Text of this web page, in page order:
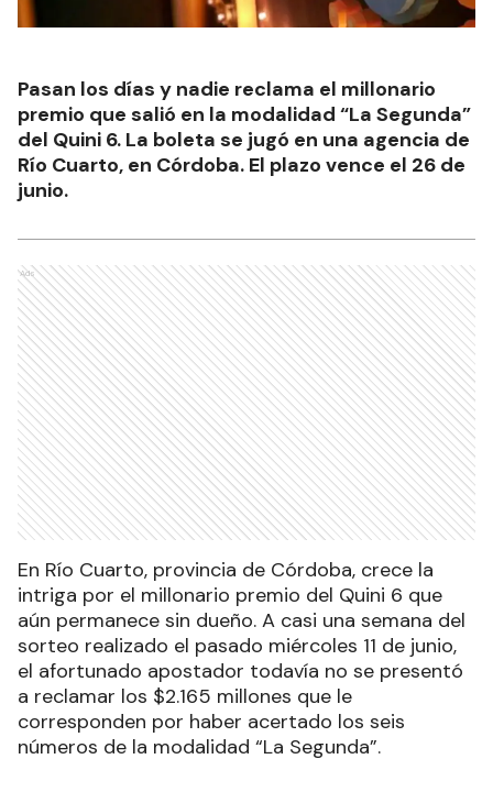
Pasan los días y nadie reclama el millonario
premio que salió en la modalidad “La Segunda”
del Quini 6. La boleta se jugó en una agencia de
Río Cuarto, en Córdoba. El plazo vence el 26 de
junio.
Ads
En Río Cuarto, provincia de Córdoba, crece la
intriga por el millonario premio del Quini 6 que
aún permanece sin dueño. A casi una semana del
sorteo realizado el pasado miércoles 11 de junio,
el afortunado apostador todavía no se presentó
a reclamar los $2.165 millones que le
corresponden por haber acertado los seis
números de la modalidad “La Segunda”.